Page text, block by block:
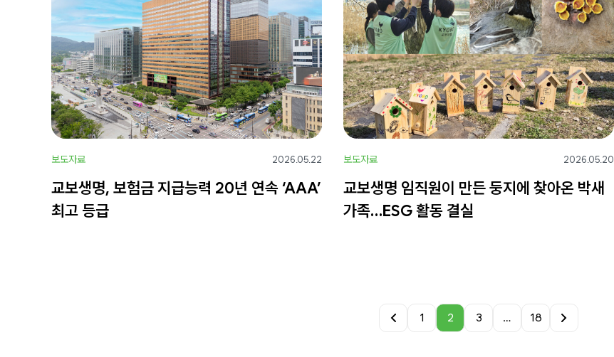
보도자료 2026.05.22
교보생명, 보험금 지급능력 20년 연속 ‘AAA’
최고 등급
보도자료 2026.05.20
교보생명 임직원이 만든 둥지에 찾아온 박새
가족…ESG 활동 결실
1 2 3 … 18